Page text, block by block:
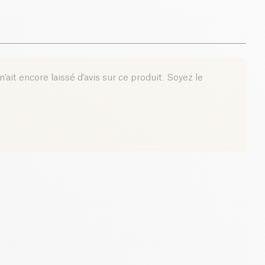
encore laissé d'avis sur ce produit. Soyez le